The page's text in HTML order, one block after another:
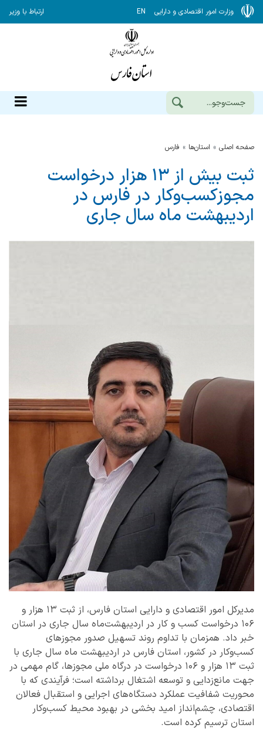
وزارت امور اقتصادی و دارایی EN ارتباط با وزیر
صفحه اصلی استان‌ها فارس
ثبت بیش از ۱۳ هزار درخواست
مجوزکسب‌وکار در فارس در
اردیبهشت ماه سال جاری
مدیرکل امور اقتصادی و دارایی استان فارس، از ثبت ۱۳ هزار و
۱۰۶ درخواست کسب و کار در اردیبهشت‌ماه سال جاری در استان
خبر داد. همزمان با تداوم روند تسهیل صدور مجوزهای
کسب‌وکار در کشور، استان فارس در اردیبهشت‌ ماه سال جاری با
ثبت ۱۳ هزار و ۱۰۶ درخواست در درگاه ملی مجوزها، گام مهمی در
جهت مانع‌زدایی و توسعه اشتغال برداشته است؛ فرآیندی که با
محوریت شفافیت عملکرد دستگاه‌های اجرایی و استقبال فعالان
اقتصادی، چشم‌انداز امید بخشی در بهبود محیط کسب‌وکار
استان ترسیم کرده است.